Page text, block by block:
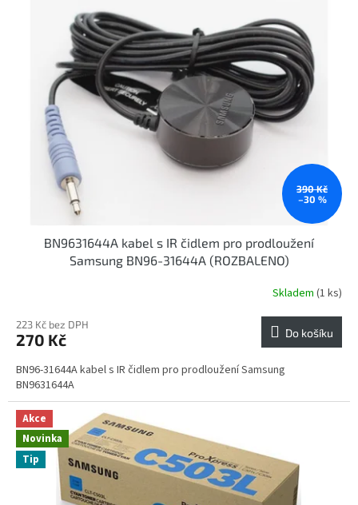
390 Kč
–30 %
BN9631644A kabel s IR čidlem pro prodloužení
Samsung BN96-31644A (ROZBALENO)
Skladem (1 ks)
223 Kč bez DPH
270 Kč Do košíku
BN96-31644A kabel s IR čidlem pro prodloužení Samsung
BN9631644A
Akce
Novinka
Tip